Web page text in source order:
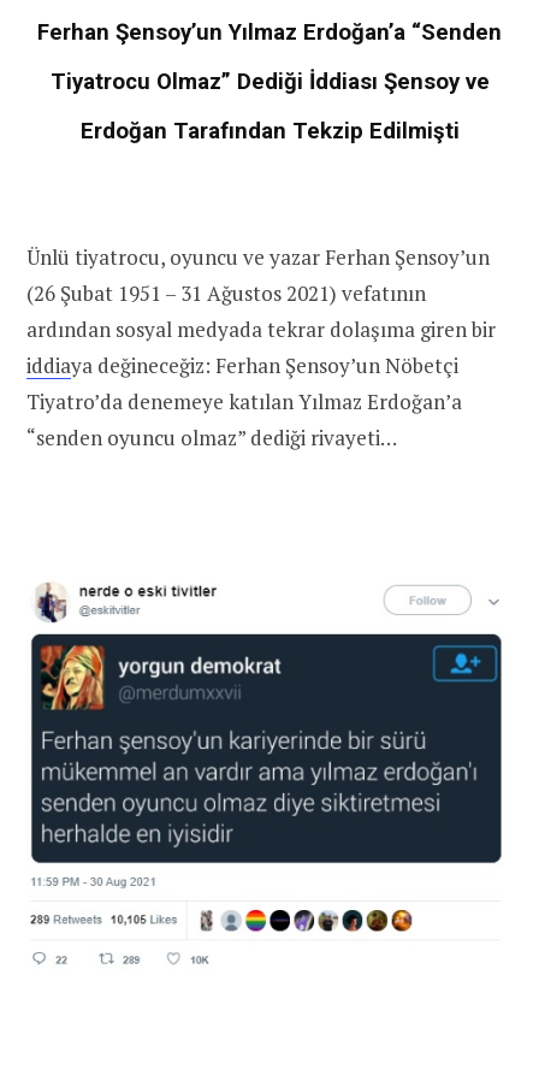
Ferhan Şensoy’un Yılmaz Erdoğan’a “Senden
Tiyatrocu Olmaz” Dediği İddiası Şensoy ve
Erdoğan Tarafından Tekzip Edilmişti
Ünlü tiyatrocu, oyuncu ve yazar Ferhan Şensoy’un
(26 Şubat 1951 – 31 Ağustos 2021) vefatının
ardından sosyal medyada tekrar dolaşıma giren bir
iddiaya değineceğiz: Ferhan Şensoy’un Nöbetçi
Tiyatro’da denemeye katılan Yılmaz Erdoğan’a
“senden oyuncu olmaz” dediği rivayeti…